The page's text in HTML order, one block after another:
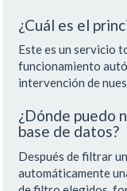
¿Cuál es el
Este es un servicio
funcionamiento
intervención de
¿Dónde puedo
base de datos?
Después de filtrar
automáticamente